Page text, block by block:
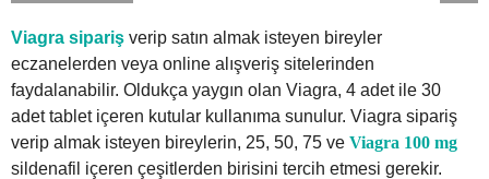
Viagra sipariş verip satın almak isteyen bireyler
eczanelerden veya online alışveriş sitelerinden
faydalanabilir. Oldukça yaygın olan Viagra, 4 adet ile 30
adet tablet içeren kutular kullanıma sunulur. Viagra sipariş
verip almak isteyen bireylerin, 25, 50, 75 ve Viagra 100 mg
sildenafil içeren çeşitlerden birisini tercih etmesi gerekir.